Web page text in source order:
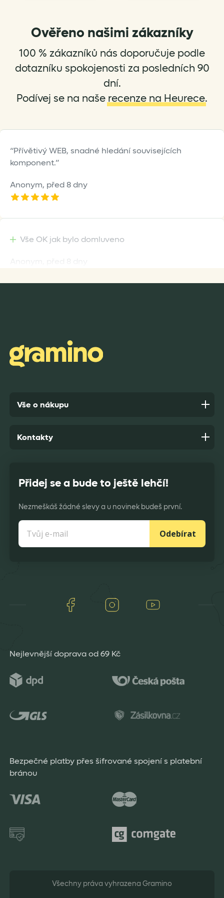
options
may
be
chosen
on
product
options
may
be
chosen
on
product
Ověřeno našimi zákazníky
100 % zákazníků nás doporučuje podle
dotazníku spokojenosti za posledních 90
dní.
Podívej se na naše recenze na Heurece.
Přívětivý WEB, snadné hledání souvisejících
komponent.
Anonym, před 8 dny
Vše OK jak bylo domluveno
Anonym,před 9 dny
Vše o nákupu
Přidej se a bude to ještě lehčí!
Nezmeškáš žádné slevy a u novinek budeš první.
Odebírat
Facebook Instagram
Kontakty
Nejlevnější doprava od 69 Kč
Bezpečné platby přes šifrované spojení s platební
bránou
Všechny práva vyhrazena Gramino